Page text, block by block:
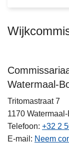
Watermaal-
Tritomastraat 7
1170
Telefoon +32 2
E-mail
Neem